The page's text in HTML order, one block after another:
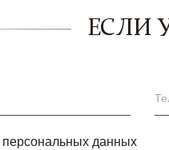
ЕСЛИ
персональных данных